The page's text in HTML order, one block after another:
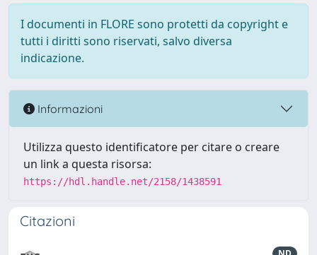
I documenti in FLORE sono protetti da copyright e
tutti i diritti sono riservati, salvo diversa
indicazione.
Informazioni
Utilizza questo identificatore per citare o creare
un link a questa risorsa:
https://hdl.handle.net/2158/1438591
Citazioni